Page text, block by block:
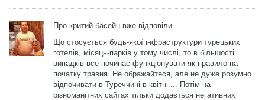
Про критий басейн вже відповіли.
Що стосується будь-якої інфраструктури турецьких
готелів, місяць-парків у тому числі, то в більшості
випадків все починає функціонувати як правило на
початку травня. Не ображайтеся, але не дуже розумно
відпочивати в Туреччині в квітні ... Потім на
різноманітних сайтах тільки додається негативних